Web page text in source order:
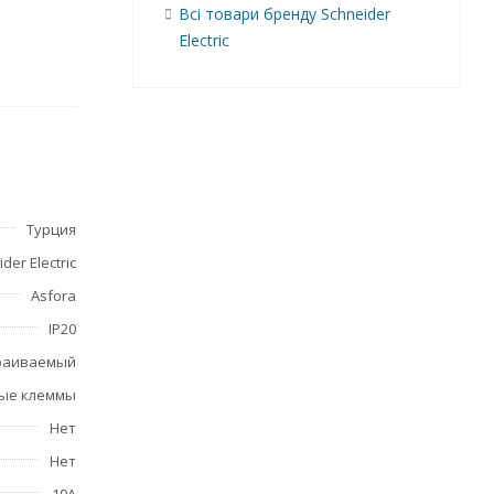
Турция
Electric
Asfora
IP20
клеммы
Нет
Нет
Всі товари бренду Schneider
Electric